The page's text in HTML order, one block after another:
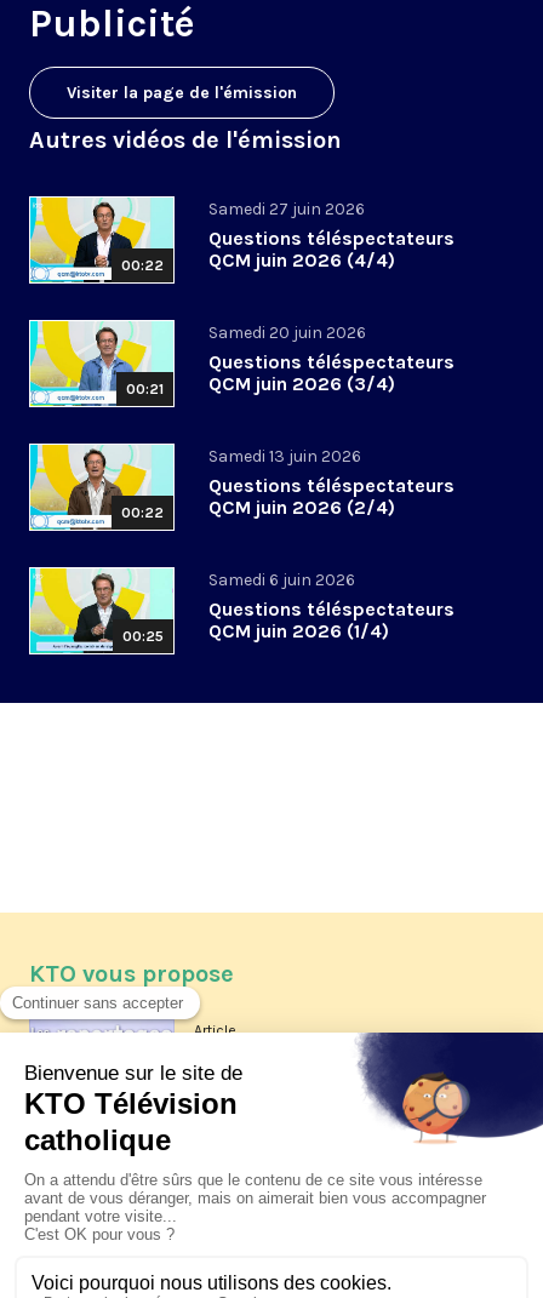
Publicité
Visiter la page de l'émission
Autres vidéos de l'émission
00:22
Samedi 27 juin 2026
Questions téléspectateurs
QCM juin 2026 (4/4)
00:21
Samedi 20 juin 2026
Questions téléspectateurs
QCM juin 2026 (3/4)
00:22
Samedi 13 juin 2026
Questions téléspectateurs
QCM juin 2026 (2/4)
00:25
Samedi 6 juin 2026
Questions téléspectateurs
QCM juin 2026 (1/4)
KTO vous propose
Article
Les reportages d'été 2026 de KTO
La visite pastorale du pape Léon
XIV à Assise à suivre sur KTO le
jeudi 6 août
Le pape en Uruguay, Argentine et